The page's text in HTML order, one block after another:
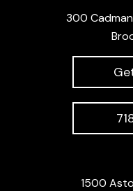
300
1500